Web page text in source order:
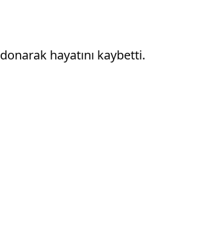
hayatını kaybetti.